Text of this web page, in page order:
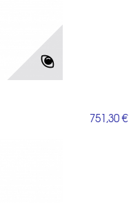
751,30 €